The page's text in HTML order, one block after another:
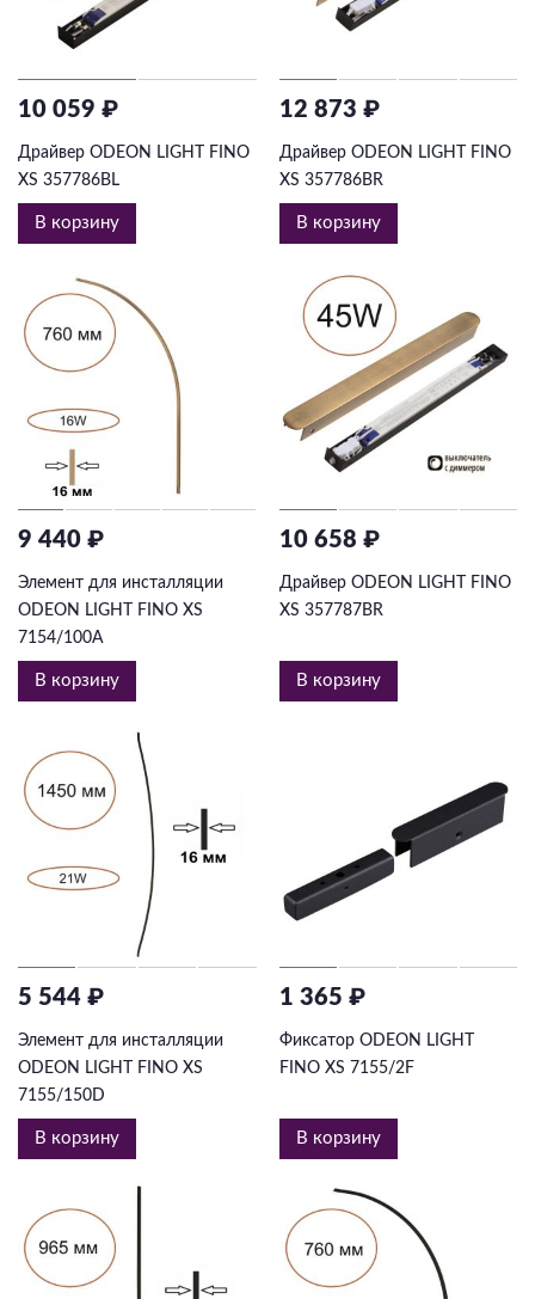
10 059 ₽
Драйвер ODEON LIGHT FINO
XS 357786BL
В корзину
12 873 ₽
Драйвер ODEON LIGHT FINO
XS 357786BR
В корзину
9 440 ₽
Элемент для инсталляции
ODEON LIGHT FINO XS
7154/100A
В корзину
10 658 ₽
Драйвер ODEON LIGHT FINO
XS 357787BR
В корзину
5 544 ₽
Элемент для инсталляции
ODEON LIGHT FINO XS
7155/150D
В корзину
1 365 ₽
Фиксатор ODEON LIGHT
FINO XS 7155/2F
В корзину